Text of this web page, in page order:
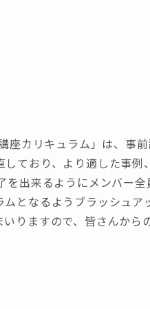
座カリキュラム」は、事
ており、より適した事
を出来るようにメンバー
となるようブラッシュ
りますので、皆さんか